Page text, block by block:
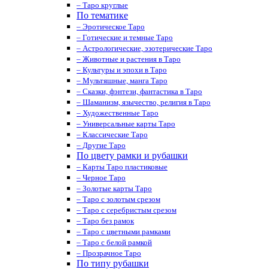
– Таро круглые
По тематике
– Эротическое Таро
– Готические и темные Таро
– Астрологические, эзотерические Таро
– Животные и растения в Таро
– Культуры и эпохи в Таро
– Мультяшные, манга Таро
– Сказки, фэнтези, фантастика в Таро
– Шаманизм, язычество, религия в Таро
– Художественные Таро
– Универсальные карты Таро
– Классические Таро
– Другие Таро
По цвету рамки и рубашки
– Карты Таро пластиковые
– Черное Таро
– Золотые карты Таро
– Таро с золотым срезом
– Таро с серебристым срезом
– Таро без рамок
– Таро с цветными рамками
– Таро с белой рамкой
– Прозрачное Таро
По типу рубашки